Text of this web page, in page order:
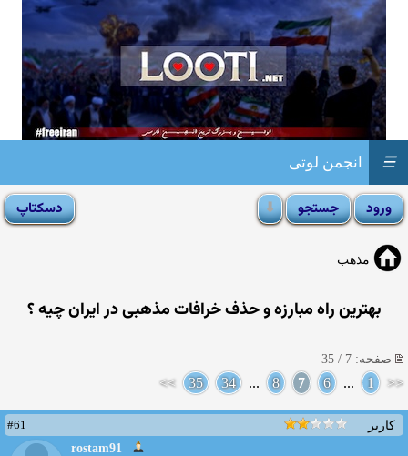
انجمن لوتی ☰
مذهب
بهترین راه مبارزه و حذف خرافات مذهبی در ایران چیه ؟
صفحه: 7 / 35
<<
1
...
6
7
8
...
34
35
>>
کاربر
#61
rostam91